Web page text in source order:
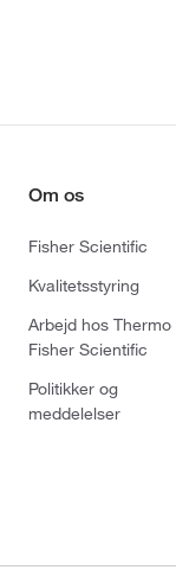
Om os
Fisher Scientific
Kvalitetsstyring
Arbejd hos Thermo
Fisher Scientific
Politikker og
meddelelser